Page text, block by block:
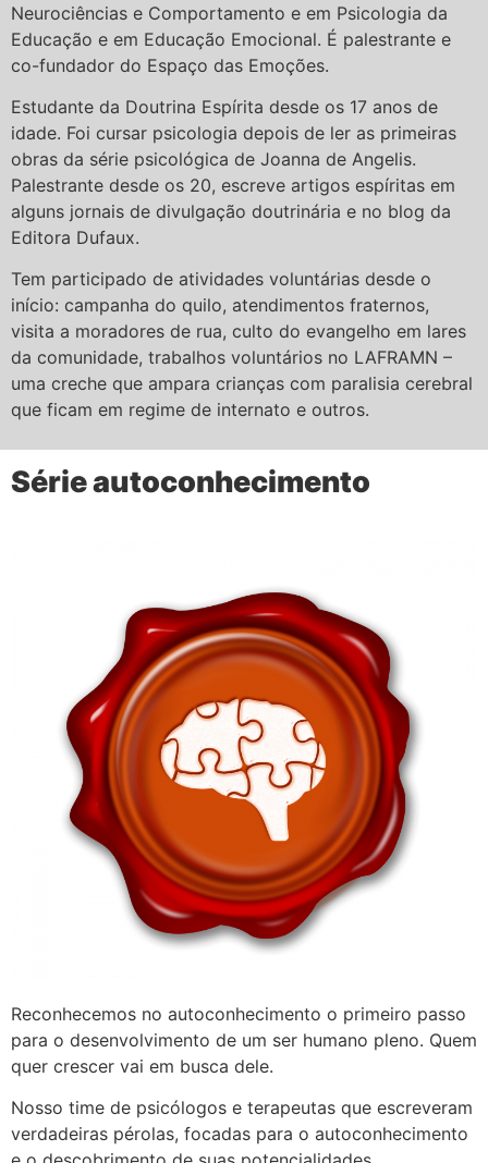
Neurociências e Comportamento e em Psicologia da
Educação e em Educação Emocional. É palestrante e
co-fundador do Espaço das Emoções.
Estudante da Doutrina Espírita desde os 17 anos de
idade. Foi cursar psicologia depois de ler as primeiras
obras da série psicológica de Joanna de Angelis.
Palestrante desde os 20, escreve artigos espíritas em
alguns jornais de divulgação doutrinária e no blog da
Editora Dufaux.
Tem participado de atividades voluntárias desde o
início: campanha do quilo, atendimentos fraternos,
visita a moradores de rua, culto do evangelho em lares
da comunidade, trabalhos voluntários no LAFRAMN –
uma creche que ampara crianças com paralisia cerebral
que ficam em regime de internato e outros.
Série autoconhecimento
Reconhecemos no autoconhecimento o primeiro passo
para o desenvolvimento de um ser humano pleno. Quem
quer crescer vai em busca dele.
Nosso time de psicólogos e terapeutas que escreveram
verdadeiras pérolas, focadas para o autoconhecimento